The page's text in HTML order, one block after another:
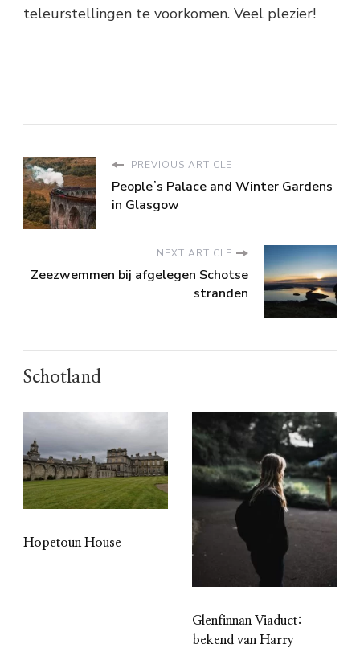
teleurstellingen te voorkomen. Veel plezier!
PREVIOUS ARTICLE
Peopleʼs Palace and Winter Gardens
in Glasgow
NEXT ARTICLE
Zeezwemmen bij afgelegen Schotse
stranden
Schotland
Hopetoun House
Glenfinnan Viaduct:
bekend van Harry